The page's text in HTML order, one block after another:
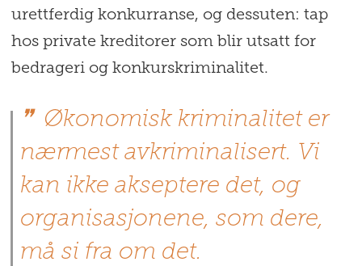
urettferdig konkurranse, og dessuten: tap
hos private kreditorer som blir utsatt for
bedrageri og konkurskriminalitet.
Økonomisk kriminalitet er
nærmest avkriminalisert. Vi
kan ikke akseptere det, og
organisasjonene, som dere,
må si fra om det.